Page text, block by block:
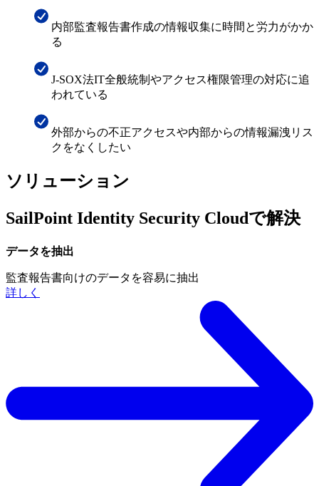
内部監査報告書作成の情報収集に時間と労力がかか
る
J-SOX法IT全般統制やアクセス権限管理の対応に追
われている
外部からの不正アクセスや内部からの情報漏洩リス
クをなくしたい
ソリューション
SailPoint Identity Security Cloudで解決
データを抽出
監査報告書向けのデータを容易に抽出
詳しく